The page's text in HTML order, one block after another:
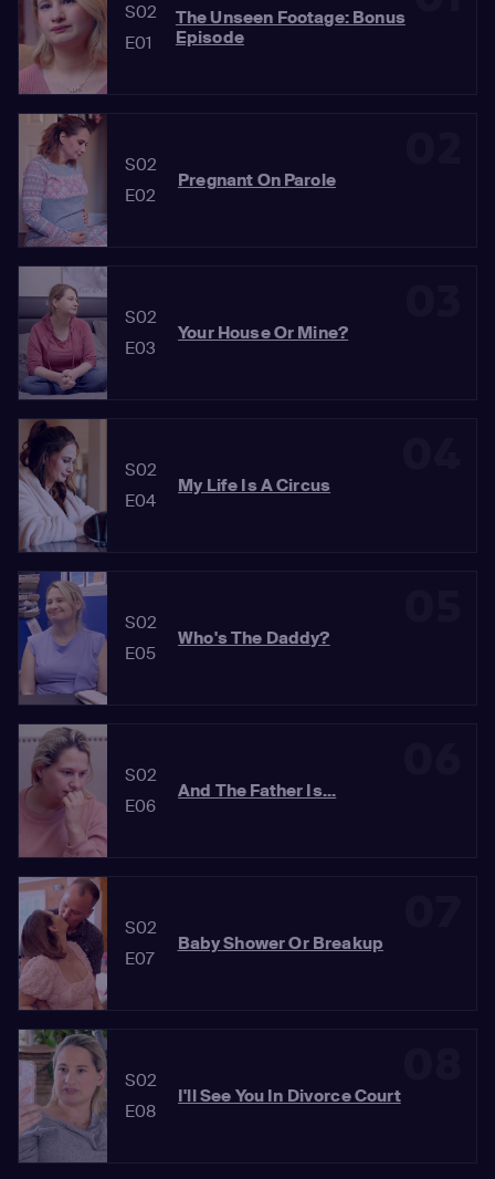
S02
E01
The Unseen Footage: Bonus
Episode
S02
E02
Pregnant On Parole
S02
E03
Your House Or Mine?
S02
E04
My Life Is A Circus
S02
E05
Who's The Daddy?
S02
E06
And The Father Is...
S02
E07
Baby Shower Or Breakup
S02
E08
I'll See You In Divorce Court